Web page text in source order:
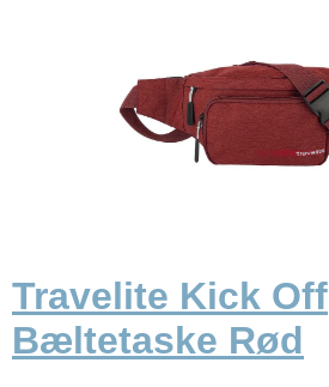
Travelite Kick Off
Bæltetaske Rød